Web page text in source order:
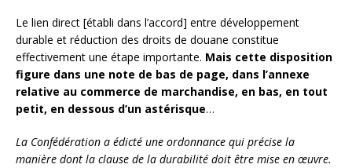
Le lien direct [établi dans l’accord] entre développement
durable et réduction des droits de douane constitue
effectivement une étape importante. Mais cette disposition
figure dans une note de bas de page, dans l’annexe
relative au commerce de marchandise, en bas, en tout
petit, en dessous d’un astérisque…
La Confédération a édicté une ordonnance qui précise la
manière dont la clause de la durabilité doit être mise en œuvre.